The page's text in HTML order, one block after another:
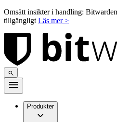
Omsätt insikter i handling:
tillgängligt Läs mer >
Produkter